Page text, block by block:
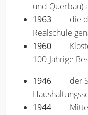
und Querbau)
1963 die
Realschule
1960
100-Jährige
1946 der
1944